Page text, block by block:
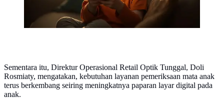
Sementara itu, Direktur Operasional Retail Optik Tunggal, Doli
Rosmiaty, mengatakan, kebutuhan layanan pemeriksaan mata anak
terus berkembang seiring meningkatnya paparan layar digital pada
anak.